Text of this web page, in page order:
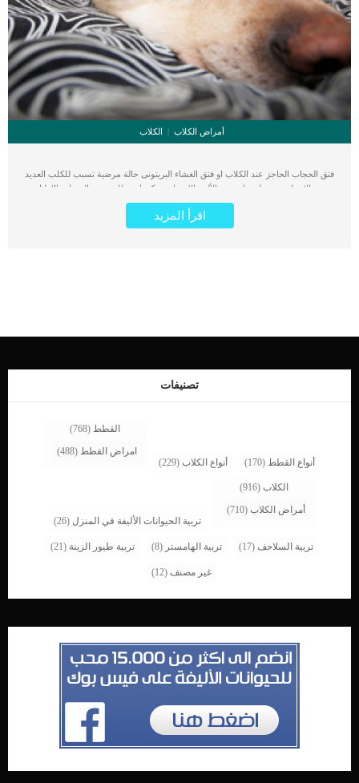
أمراض الكلاب الكلاب
فتق الحجاب الحاجز عند الكلاب او فتق الغشاء البريتونى حالة مرضية تسبب للكلب العديد
من الاعراض وتجعله يعانى من الألم والانزعاج. يمكن ان يطلق بعض الخبراء والاطباء
البيطرين على هذه الحالة اسم فتق التامور. يمكننا وصف هذه الحالة بأنه عيب خلقي يؤثر
على الاتصال بين التامور (كيس مزدوج الجدار يحتوي على القلب) والصفاق (الغشاء الذي
يشكل بطانة تجويف البطن). التنفس والهضم وجميع اجهز الجسم تتأثر بهذه الحالة بشدة.
اقرأ المزيد
تصنيفات
أنواع القطط (170) أنواع الكلاب (229)
القطط (768)
امراض القطط (488)
الكلاب (916)
أمراض الكلاب (710)
تربية الحيوانات الأليفة في المنزل (26)
تربية السلاحف (17) تربية الهامستر (8) تربية طيور الزينة (21)
غير مصنف (12)